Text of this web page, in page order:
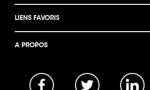
Autorails
LIENS FAVORIS
La base photo
A PROPOS
Opportunités Business